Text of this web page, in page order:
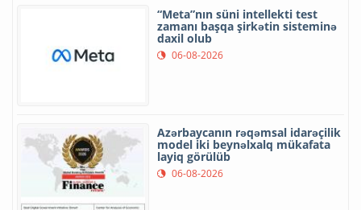
“Meta”nın süni intellekti test
zamanı başqa şirkətin sisteminə
daxil olub
06-08-2026
Azərbaycanın rəqəmsal idarəçilik
model iki beynəlxalq mükafata
layiq görülüb
06-08-2026